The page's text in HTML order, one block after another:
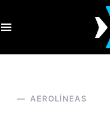
AEROLÍNEAS